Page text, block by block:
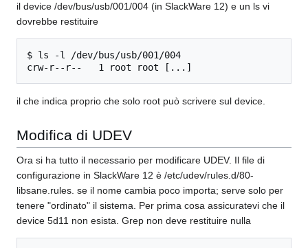
il device /dev/bus/usb/001/004 (in SlackWare 12) e un ls vi
dovrebbe restituire
$ ls -l /dev/bus/usb/001/004
il che indica proprio che solo root può scrivere sul device.
Modifica di UDEV
Ora si ha tutto il necessario per modificare UDEV. Il file di
configurazione in SlackWare 12 è /etc/udev/rules.d/80-
libsane.rules. se il nome cambia poco importa; serve solo per
tenere "ordinato" il sistema. Per prima cosa assicuratevi che il
device 5d11 non esista. Grep non deve restituire nulla